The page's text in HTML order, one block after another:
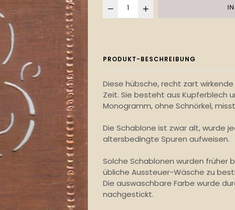
PRODUKT-BESCHREIBUNG
Diese hübsche, recht zart
Zeit. Sie besteht aus Kupferblech
Monogramm, ohne Schnörkel,
Die Schablone ist zwar alt, wurde
altersbedingte Spuren aufweisen.
Solche Schablonen wurden
übliche Aussteuer-Wäsche zu
Die auswaschbare Farbe wurde
nachgestickt.